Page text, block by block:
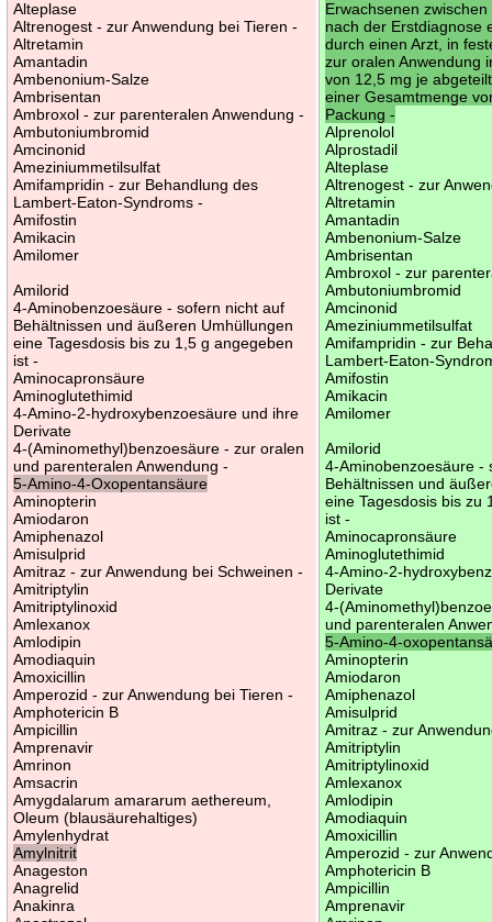
Alteplase
Altrenogest - zur Anwendung bei Tieren -
Altretamin
Amantadin
Ambenonium-Salze
Ambrisentan
Ambroxol - zur parenteralen Anwendung -
Ambutoniumbromid
Amcinonid
Ameziniummetilsulfat
Amifampridin - zur Behandlung des
Lambert-Eaton-Syndroms -
Amifostin
Amikacin
Amilomer
Amilorid
4-Aminobenzoesäure - sofern nicht auf
Behältnissen und äußeren Umhüllungen
eine Tagesdosis bis zu 1,5 g angegeben
ist -
Aminocapronsäure
Aminoglutethimid
4-Amino-2-hydroxybenzoesäure und ihre
Derivate
4-(Aminomethyl)benzoesäure - zur oralen
und parenteralen Anwendung -
5-Amino-4-Oxopentansäure
Aminopterin
Amiodaron
Amiphenazol
Amisulprid
Amitraz - zur Anwendung bei Schweinen -
Amitriptylin
Amitriptylinoxid
Amlexanox
Amlodipin
Amodiaquin
Amoxicillin
Amperozid - zur Anwendung bei Tieren -
Amphotericin B
Ampicillin
Amprenavir
Amrinon
Amsacrin
Amygdalarum amararum aethereum,
Oleum (blausäurehaltiges)
Amylenhydrat
Amylnitrit
Anageston
Anagrelid
Anakinra
Erwachsenen
nach der Erstdiagnose
durch einen Arzt, in
zur oralen Anwendung
von 12,5 mg je
einer Gesamtmenge
Packung -
Alprenolol
Alprostadil
Alteplase
Altrenogest - zur
Altretamin
Amantadin
Ambenonium-Salze
Ambrisentan
Ambroxol - zur
Ambutoniumbromid
Amcinonid
Ameziniummetilsulfat
Amifampridin - zur
Lambert-Eaton-
Amifostin
Amikacin
Amilomer
Amilorid
4-Aminobenzoesäure -
Behältnissen und
eine Tagesdosis bis zu
ist -
Aminocapronsäure
Aminoglutethimid
4-Amino-2-
Derivate
4-
und parenteralen
5-Amino-4-
Aminopterin
Amiodaron
Amiphenazol
Amisulprid
Amitraz - zur
Amitriptylin
Amitriptylinoxid
Amlexanox
Amlodipin
Amodiaquin
Amoxicillin
Amperozid - zur
Amphotericin B
Ampicillin
Amprenavir